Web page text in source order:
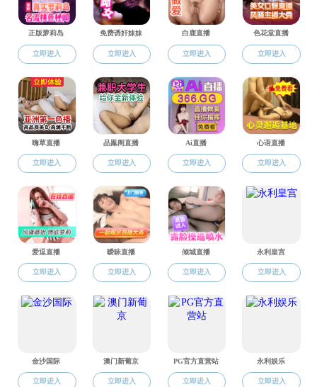
协助社区工作人
智能手机的老年人扫